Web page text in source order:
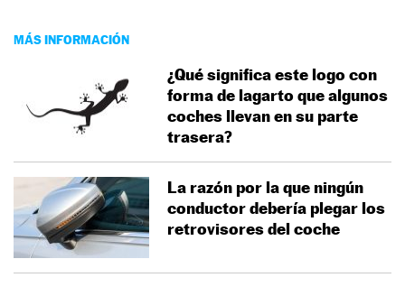
MÁS INFORMACIÓN
¿Qué significa este logo con
forma de lagarto que algunos
coches llevan en su parte
trasera?
La razón por la que ningún
conductor debería plegar los
retrovisores del coche